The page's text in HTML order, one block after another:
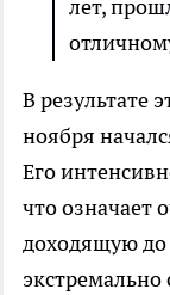
лет,
В результате
ноября
Его
что означает
доходящую до